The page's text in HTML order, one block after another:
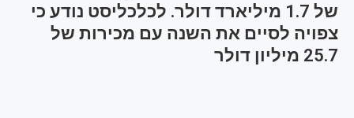
של 1.7 מיליארד דולר. לכלכליסט נודע כי
צפויה לסיים את השנה עם מכירות של
25.7 מיליון דולר